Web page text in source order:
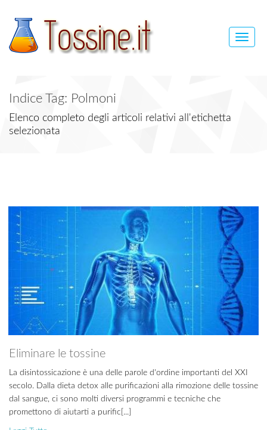
Toggle
Indice Tag: Polmoni
Elenco completo degli articoli relativi all'etichetta
selezionata
Eliminare le tossine
La disintossicazione è una delle parole d'ordine importanti del XXI
secolo. Dalla dieta detox alle purificazioni alla rimozione delle tossine
dal sangue, ci sono molti diversi programmi e tecniche che
promettono di aiutarti a purific[...]